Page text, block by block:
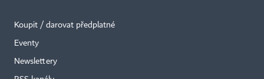
Koupit / darovat předplatné
Eventy
Newslettery